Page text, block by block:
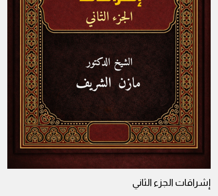
إشراقات الجزء الثاني